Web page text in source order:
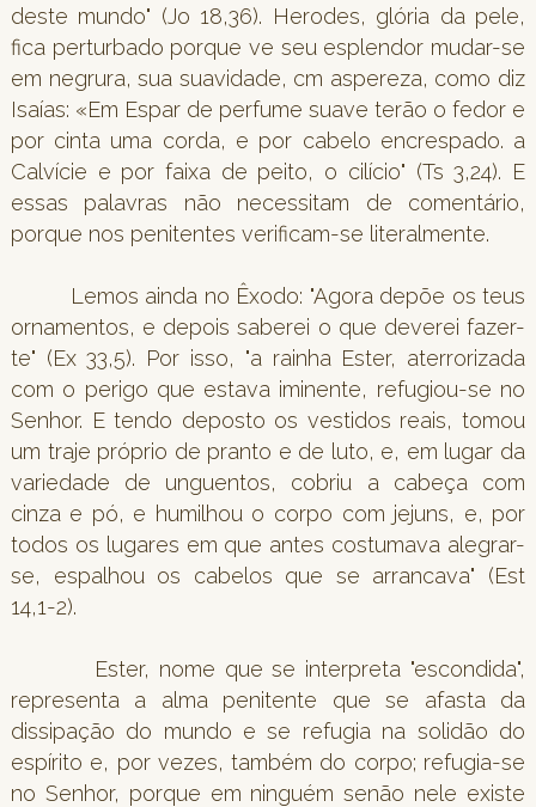
deste mundo" (Jo 18,36). Herodes, glória da pele,
fica perturbado porque ve seu esplendor mudar-se
em negrura, sua suavidade, cm aspereza, como diz
Isaías: «Em Espar de perfume suave terão o fedor e
por cinta uma corda, e por cabelo encrespado. a
Calvície e por faixa de peito, o cilício" (Ts 3,24). E
essas palavras não necessitam de comentário,
porque nos penitentes verificam-se literalmente.
Lemos ainda no Êxodo: "Agora depõe os teus
ornamentos, e depois saberei o que deverei fazer-
te" (Ex 33,5). Por isso, "a rainha Ester, aterrorizada
com o perigo que estava iminente, refugiou-se no
Senhor. E tendo deposto os vestidos reais, tomou
um traje próprio de pranto e de luto, e, em lugar da
variedade de unguentos, cobriu a cabeça com
cinza e pó, e humilhou o corpo com jejuns, e, por
todos os lugares em que antes costumava alegrar-
se, espalhou os cabelos que se arrancava" (Est
14,1-2).
Ester, nome que se interpreta "escondida",
representa a alma penitente que se afasta da
dissipação do mundo e se refugia na solidão do
espírito e, por vezes, também do corpo; refugia-se
no Senhor, porque em ninguém senão nele existe